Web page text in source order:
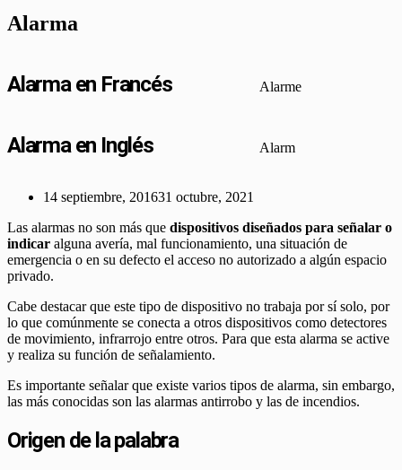
Alarma
Alarma en Francés Alarme
Alarma en Inglés Alarm
14 septiembre, 201631 octubre, 2021
Las alarmas no son más que dispositivos diseñados para señalar o
indicar alguna avería, mal funcionamiento, una situación de
emergencia o en su defecto el acceso no autorizado a algún espacio
privado.
Cabe destacar que este tipo de dispositivo no trabaja por sí solo, por
lo que comúnmente se conecta a otros dispositivos como detectores
de movimiento, infrarrojo entre otros. Para que esta alarma se active
y realiza su función de señalamiento.
Es importante señalar que existe varios tipos de alarma, sin embargo,
las más conocidas son las alarmas antirrobo y las de incendios.
Origen de la palabra